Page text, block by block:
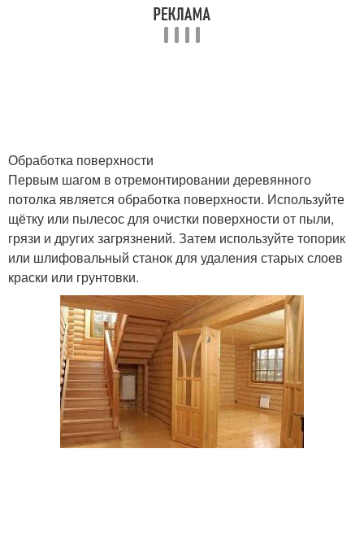
Обработка поверхности
Первым шагом в отремонтировании деревянного
потолка является обработка поверхности. Используйте
щётку или пылесос для очистки поверхности от пыли,
грязи и других загрязнений. Затем используйте топорик
или шлифовальный станок для удаления старых слоев
краски или грунтовки.